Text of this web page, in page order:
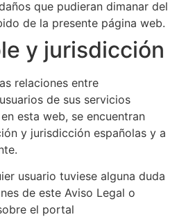
que pudieran dimanar del
de la presente página web.
y jurisdicción
relaciones entre
de sus servicios
esta web, se encuentran
y jurisdicción españolas y a
usuario tuviese alguna duda
de este Aviso Legal o
el portal